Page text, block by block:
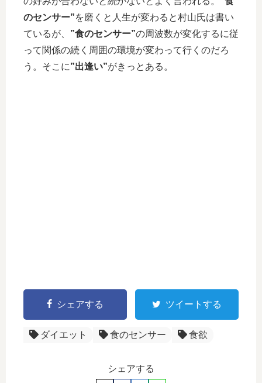
のセンサー”を磨くと人生が変わると村山氏は書い
ているが、 ”食のセンサー”の周波数が変化するに従
って関係の続く周囲の環境が変わって行くのだろ
う。そこに”出逢い”がきっとある。
シェアする ツイートする
ダイエット 食のセンサー 食欲
シェアする